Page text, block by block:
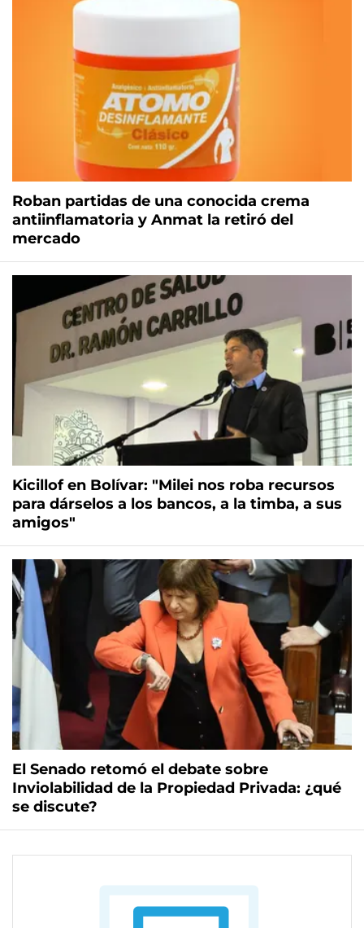
Roban partidas de una conocida crema
antiinflamatoria y Anmat la retiró del
mercado
Kicillof en Bolívar: "Milei nos roba recursos
para dárselos a los bancos, a la timba, a sus
amigos"
El Senado retomó el debate sobre
Inviolabilidad de la Propiedad Privada: ¿qué
se discute?